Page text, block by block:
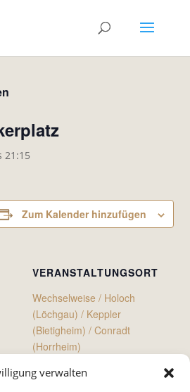
verwalten
21:15
Zum Kalender hinzufügen
VERANSTALTUNGSORT
Wechselweise / Holoch
(Löchgau) / Keppler
(Bietigheim) / Conradt
(Horrheim)